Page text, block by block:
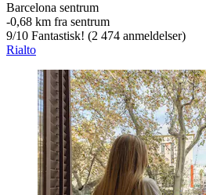
Barcelona sentrum
‐0,68 km fra sentrum
9/10 Fantastisk! (2 474 anmeldelser)
Rialto